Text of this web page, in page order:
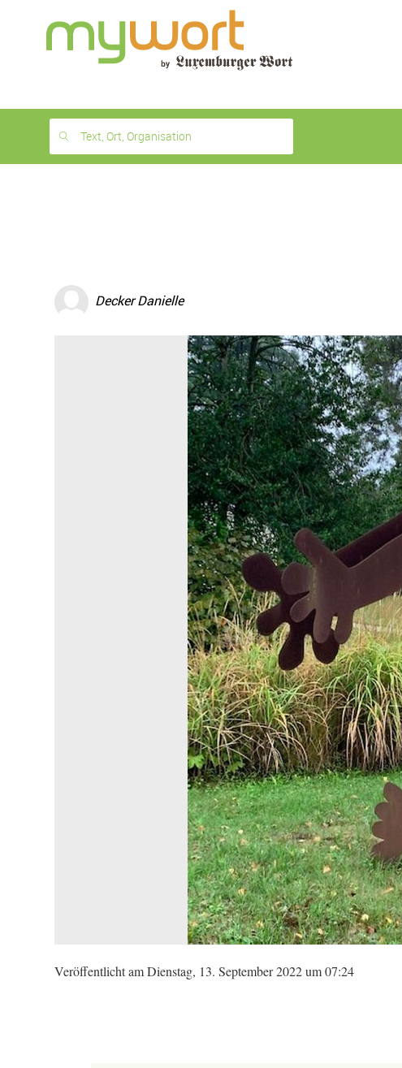
month
free
Text, Ort, Organisation
Decker Danielle
Veröffentlicht am Dienstag, 13. September 2022 um 07:24